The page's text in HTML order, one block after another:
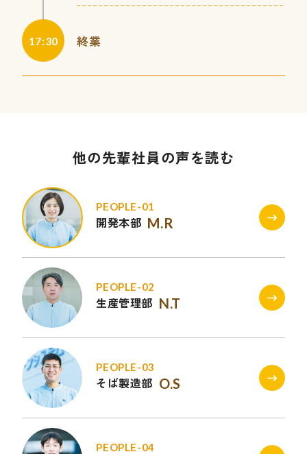
17:30 終業
他の先輩社員の声を読む
PEOPLE-01
開発本部 M.R
PEOPLE-02
生産管理部 N.T
PEOPLE-03
そば製造部 O.S
PEOPLE-04